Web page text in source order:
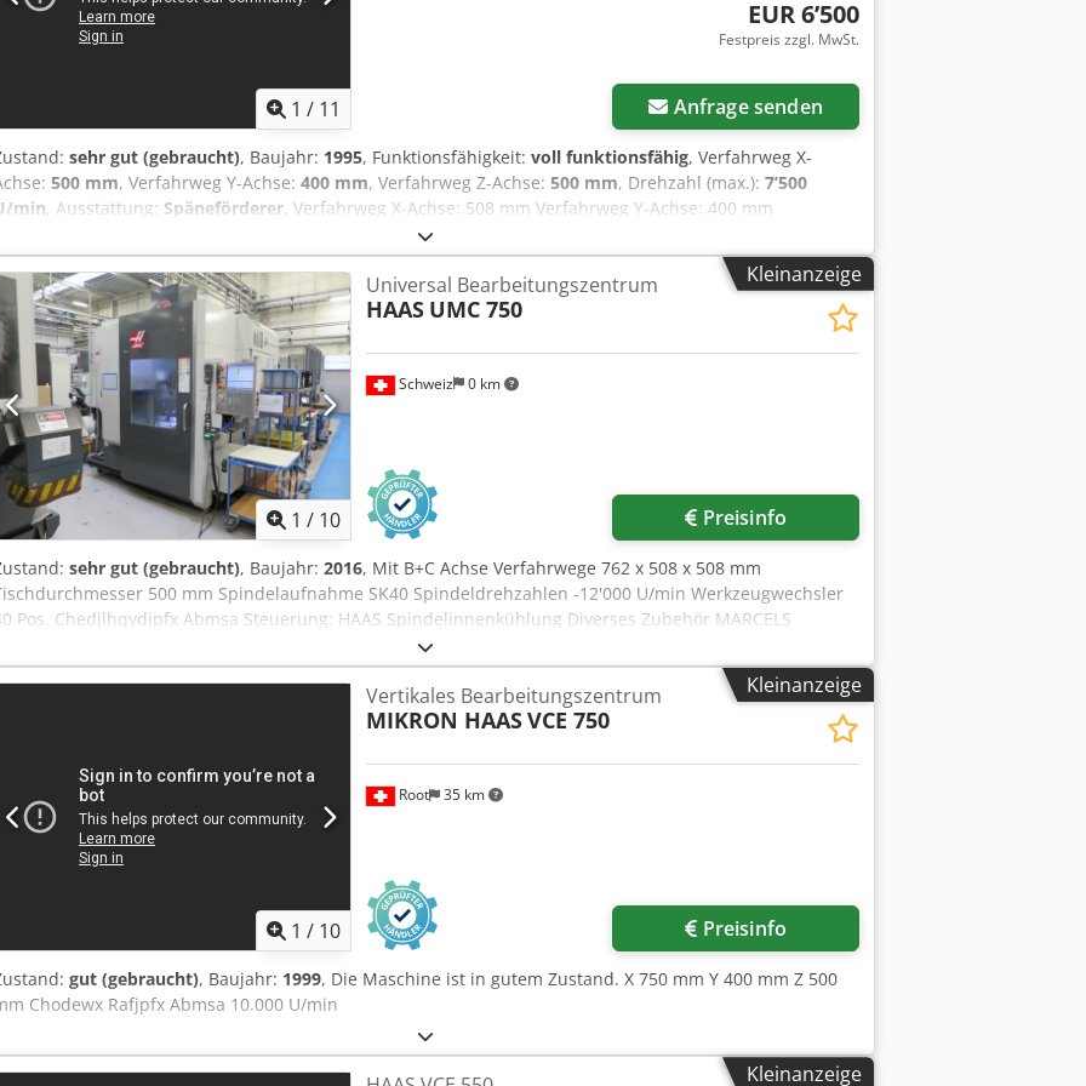
1 / 11
EUR 6’500
Festpreis zzgl. MwSt.
Anfrage senden
sehr gut (gebraucht), Baujahr: 1995, Funktionsfähigkeit: voll funktionsfähig, Verfahrweg X-
500 mm, Verfahrweg Y-Achse: 400 mm, Verfahrweg Z-Achse: 500 mm, Drehzahl (max.): 7’500
min, Ausstattung: Späneförderer, Verfahrweg X-Achse: 508 mm Verfahrweg Y-Achse: 400 mm
Verfahrweg Z-Achse: 508 mm CNC-Steuerung: Haas Tischlänge: 600 mm Tischbreite: 355 mm Maximale
1350 kg Werkzeugmagazin: 20 Plätze Spindelaufnahme: ISO 40 Maximale
Spindeldrehzahl: 7500 U/min Spindelmotorleistung: 8,3 kW Abmessungen (L x B x H): 2200,0 × 2000,0 ×
mm Gewicht: 3190 kg Chjdpoxq D Ecofx Abmja
Kleinanzeige
1 / 10
Schweiz 0 km
Universal Bearbeitungszentrum
HAAS UMC 750
Preisinfo
sehr gut (gebraucht), Baujahr: 2016, Mit B+C Achse Verfahrwege 762 x 508 x 508 mm
500 mm Spindelaufnahme SK40 Spindeldrehzahlen -12'000 U/min Werkzeugwechsler
Pos. Chedjlhqydjpfx Abmsa Steuerung: HAAS Spindelinnenkühlung Diverses Zubehör MARCELS
Kleinanzeige
1 / 10
Root 35 km
Vertikales Bearbeitungszentrum
MIKRON HAASVCE 750
Preisinfo
gut (gebraucht), Baujahr: 1999, Die Maschine ist in gutem Zustand. X 750 mm Y 400 mm Z 500
Chodewx Rafjpfx Abmsa 10.000 U/min
Kleinanzeige